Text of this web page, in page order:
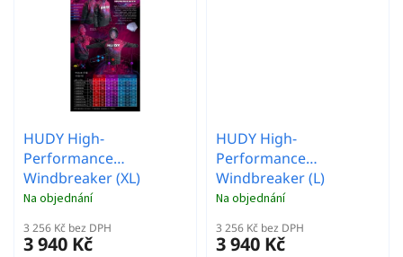
HUDY High-
Performance
Windbreaker (XL)
Na objednání
3 256 Kč bez DPH
3 940 Kč
HUDY High-
Performance
Windbreaker (L)
Na objednání
3 256 Kč bez DPH
3 940 Kč